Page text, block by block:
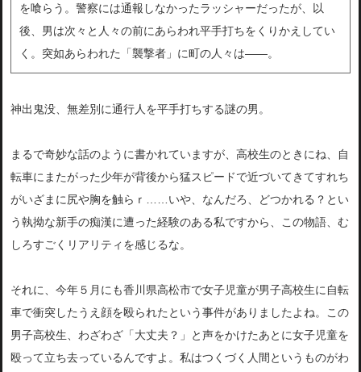
を喰らう。警察には通報しなかったラッシャーだったが、以
後、男は次々と人々の前にあらわれ平手打ちをくりかえしてい
く。突如あらわれた「襲撃者」に町の人々は――。
神出鬼没、無差別に通行人を平手打ちする謎の男。
まるで奇妙な話のように書かれていますが、高校生のときにね、自
転車にまたがった少年が背後から猛スピードで近づいてきてすれち
がいざまに尻や胸を触らｒ……いや、なんだろ、どつかれる？とい
う執拗な新手の痴漢に遭った経験のある私ですから、この物語、む
しろすごくリアリティを感じるな。
それに、今年５月にも香川県高松市で女子児童が男子高校生に自転
車で衝突したうえ顔を殴られたという事件がありましたよね。この
男子高校生、わざわざ「大丈夫？」と声をかけたあとに女子児童を
殴って立ち去っているんですよ。私はつくづく人間というものがわ